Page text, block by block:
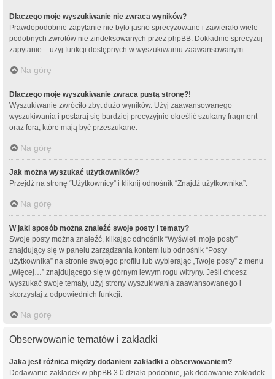
Dlaczego moje wyszukiwanie nie zwraca wyników?
Prawdopodobnie zapytanie nie było jasno sprecyzowane i zawierało wiele
podobnych zwrotów nie zindeksowanych przez phpBB. Dokładnie sprecyzuj
zapytanie – użyj funkcji dostępnych w wyszukiwaniu zaawansowanym.
Na górę
Dlaczego moje wyszukiwanie zwraca pustą stronę?!
Wyszukiwanie zwróciło zbyt dużo wyników. Użyj zaawansowanego
wyszukiwania i postaraj się bardziej precyzyjnie określić szukany fragment
oraz fora, które mają być przeszukane.
Na górę
Jak można wyszukać użytkowników?
Przejdź na stronę “Użytkownicy” i kliknij odnośnik “Znajdź użytkownika”.
Na górę
W jaki sposób można znaleźć swoje posty i tematy?
Swoje posty można znaleźć, klikając odnośnik “Wyświetl moje posty”
znajdujący się w panelu zarządzania kontem lub odnośnik “Posty
użytkownika” na stronie swojego profilu lub wybierając „Twoje posty” z menu
„Więcej…” znajdującego się w górnym lewym rogu witryny. Jeśli chcesz
wyszukać swoje tematy, użyj strony wyszukiwania zaawansowanego i
skorzystaj z odpowiednich funkcji.
Na górę
Obserwowanie tematów i zakładki
Jaka jest różnica między dodaniem zakładki a obserwowaniem?
Dodawanie zakładek w phpBB 3.0 działa podobnie, jak dodawanie zakładek